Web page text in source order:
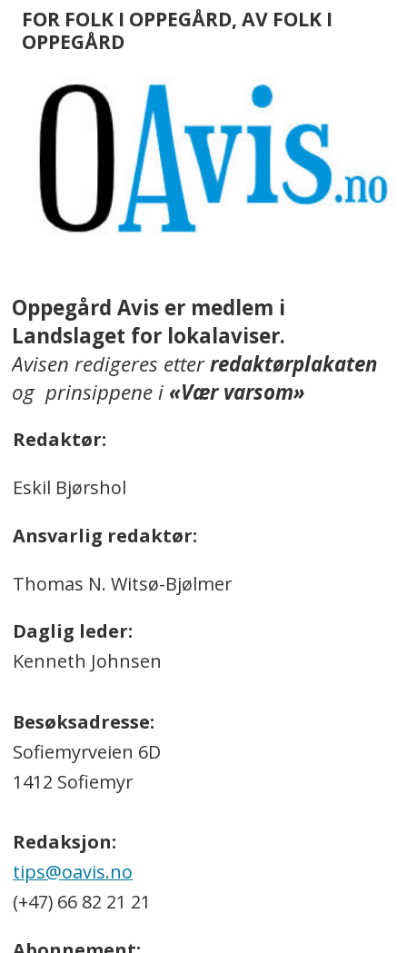
FOR FOLK I OPPEGÅRD, AV FOLK I
OPPEGÅRD
Oppegård Avis er medlem i
Landslaget for lokalaviser.
Avisen redigeres etterredaktørplakaten
og prinsippene i«Vær varsom»
Redaktør:
Eskil Bjørshol
Ansvarlig redaktør:
Thomas N. Witsø-Bjølmer
Daglig leder:
Kenneth Johnsen
Besøksadresse:
Sofiemyrveien 6D
1412 Sofiemyr
Redaksjon:
tips@oavis.no
(+47) 66 82 21 21